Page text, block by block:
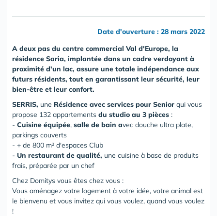
Date d'ouverture : 28 mars 2022
A deux pas du centre commercial Val d'Europe, la
résidence Saria, implantée dans un cadre verdoyant à
proximité d'un lac, assure une totale indépendance aux
futurs résidents, tout en garantissant leur sécurité, leur
bien-être et leur confort.
SERRIS, une Résidence avec services pour Senior qui vous
propose 132 appartements du studio au 3 pièces :
- Cuisine équipée, salle de bain avec douche ultra plate,
parkings couverts
- + de 800 m² d'espaces Club
- Un restaurant de qualité, une cuisine à base de produits
frais, préparée par un chef
Chez Domitys vous êtes chez vous :
Vous aménagez votre logement à votre idée, votre animal est
le bienvenu et vous invitez qui vous voulez, quand vous voulez
!